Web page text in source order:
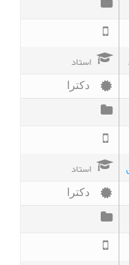
استاد
دکترا
استاد
دکترا